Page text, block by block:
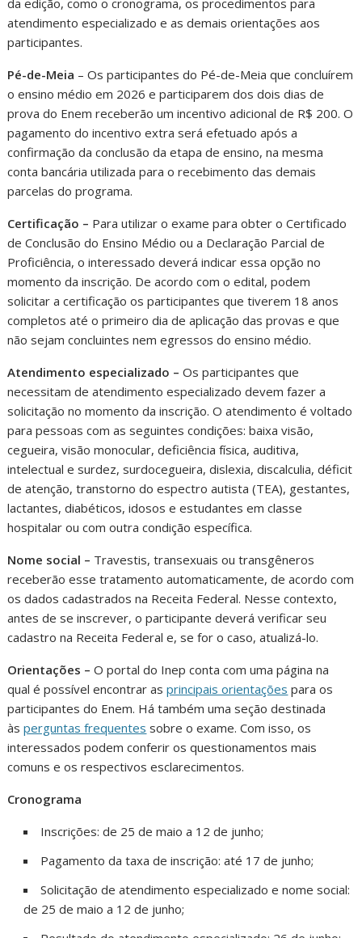
atendimento especializado e as demais orientações aos
participantes.
Pé-de-Meia – Os participantes do Pé-de-Meia que concluírem
o ensino médio em 2026 e participarem dos dois dias de
prova do Enem receberão um incentivo adicional de R$ 200. O
pagamento do incentivo extra será efetuado após a
confirmação da conclusão da etapa de ensino, na mesma
conta bancária utilizada para o recebimento das demais
parcelas do programa.
Certificação – Para utilizar o exame para obter o Certificado
de Conclusão do Ensino Médio ou a Declaração Parcial de
Proficiência, o interessado deverá indicar essa opção no
momento da inscrição. De acordo com o edital, podem
solicitar a certificação os participantes que tiverem 18 anos
completos até o primeiro dia de aplicação das provas e que
não sejam concluintes nem egressos do ensino médio.
Atendimento especializado – Os participantes que
necessitam de atendimento especializado devem fazer a
solicitação no momento da inscrição. O atendimento é voltado
para pessoas com as seguintes condições: baixa visão,
cegueira, visão monocular, deficiência física, auditiva,
intelectual e surdez, surdocegueira, dislexia, discalculia, déficit
de atenção, transtorno do espectro autista (TEA), gestantes,
lactantes, diabéticos, idosos e estudantes em classe
hospitalar ou com outra condição específica.
Nome social – Travestis, transexuais ou transgêneros
receberão esse tratamento automaticamente, de acordo com
os dados cadastrados na Receita Federal. Nesse contexto,
antes de se inscrever, o participante deverá verificar seu
cadastro na Receita Federal e, se for o caso, atualizá-lo.
Orientações – O portal do Inep conta com uma página na
qual é possível encontrar asprincipais orientações para os
participantes do Enem. Há também uma seção destinada
àsperguntas frequentes sobre o exame. Com isso, os
interessados podem conferir os questionamentos mais
comuns e os respectivos esclarecimentos.
Cronograma
Inscrições: de 25 de maio a 12 de junho;
Pagamento da taxa de inscrição: até 17 de junho;
Solicitação de atendimento especializado e nome social:
de 25 de maio a 12 de junho;